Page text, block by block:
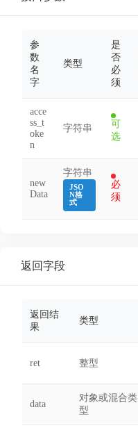
参
数
名
字
类型
是
否
必
须
acce
ss_t
oke
n
字符串
可
选
new
Data
字符串
JSO
N格
式
必
须
返回字段
返回结
果
类型
ret 整型
data
对象或混合类
型